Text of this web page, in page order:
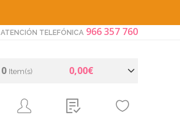
ATENCIÓN TELEFÓNICA 966 357 760
0 Item(s) 0,00€